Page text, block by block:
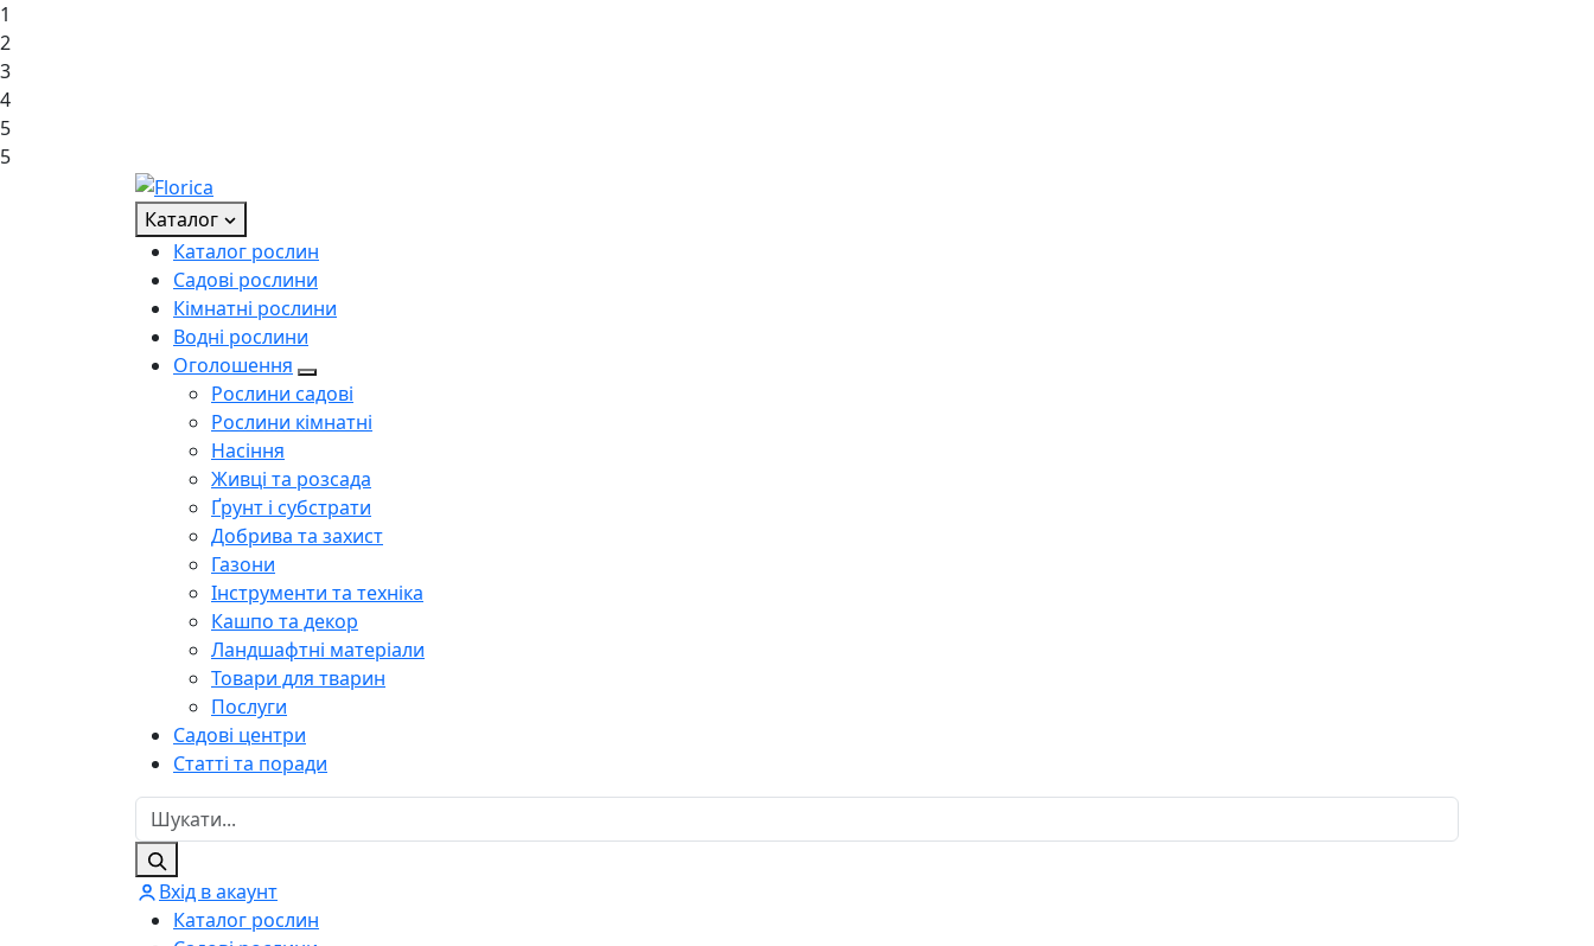
1
2
3
4
5
5
Каталог
Каталог рослин
Садові рослини
Кімнатні рослини
Водні рослини
Оголошення
Рослини садові
Рослини кімнатні
Насіння
Живці та розсада
Ґрунт і субстрати
Добрива та захист
Газони
Інструменти та техніка
Кашпо та декор
Ландшафтні матеріали
Товари для тварин
Послуги
Садові центри
Статті та поради
Вхід в акаунт
Каталог рослин